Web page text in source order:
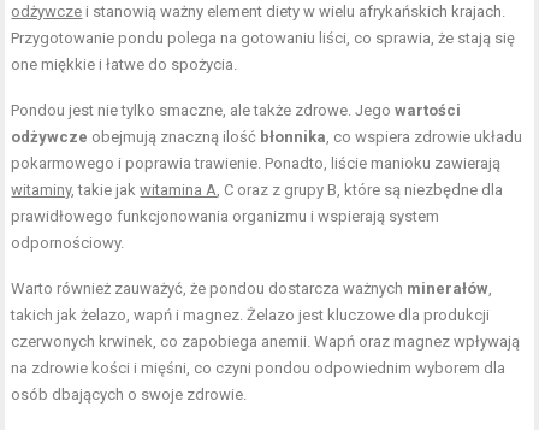
odżywcze i stanowią ważny element diety w wielu afrykańskich krajach.
Przygotowanie pondu polega na gotowaniu liści, co sprawia, że stają się
one miękkie i łatwe do spożycia.
Pondou jest nie tylko smaczne, ale także zdrowe. Jegowartości
odżywcze obejmują znaczną ilość błonnika, co wspiera zdrowie układu
pokarmowego i poprawia trawienie. Ponadto, liście manioku zawierają
witaminy, takie jakwitamina A, C oraz z grupy B, które są niezbędne dla
prawidłowego funkcjonowania organizmu i wspierają system
odpornościowy.
Warto również zauważyć, że pondou dostarcza ważnych minerałów,
takich jak żelazo, wapń i magnez. Żelazo jest kluczowe dla produkcji
czerwonych krwinek, co zapobiega anemii. Wapń oraz magnez wpływają
na zdrowie kości i mięśni, co czyni pondou odpowiednim wyborem dla
osób dbających o swoje zdrowie.